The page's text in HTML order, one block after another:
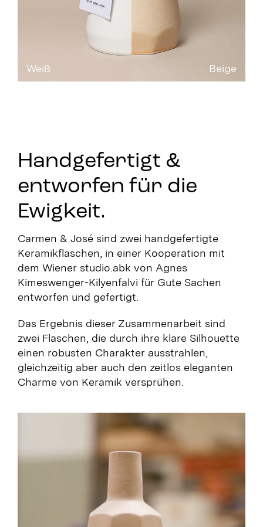
Beige
Weiß
Handgefertigt &
entworfen für die
Ewigkeit.
Carmen & José sind zwei handgefertigte
Keramikflaschen, in einer Kooperation mit
dem Wiener studio.abk von Agnes
Kimeswenger-Kilyenfalvi für Gute Sachen
entworfen und gefertigt.
Das Ergebnis dieser Zusammenarbeit sind
zwei Flaschen, die durch ihre klare Silhouette
einen robusten Charakter ausstrahlen,
gleichzeitig aber auch den zeitlos eleganten
Charme von Keramik versprühen.